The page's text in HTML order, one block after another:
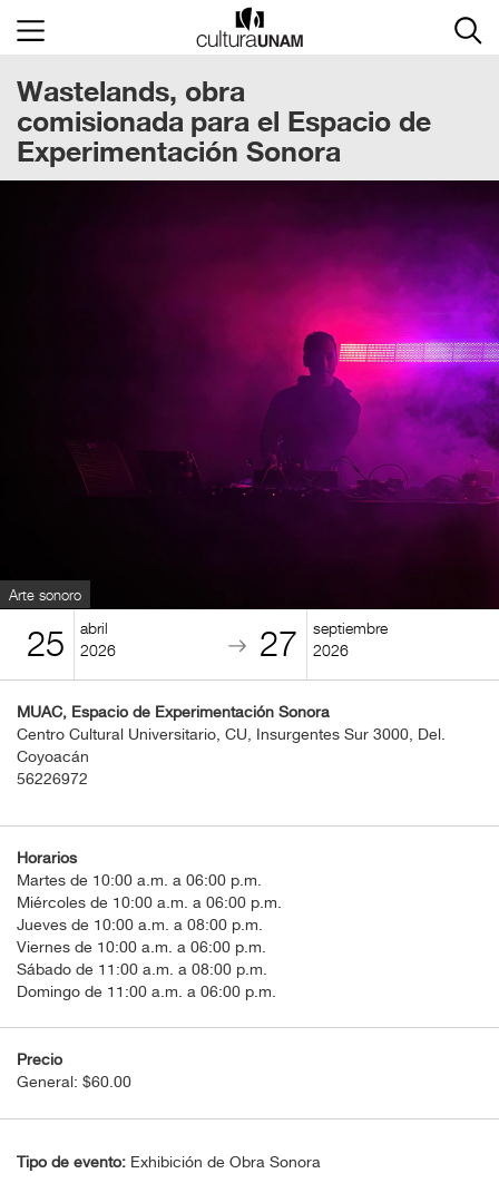
CulturaUNAM
ACTIVIDADES
CULTURALES
DOCUMENTOS
BOLETOS
Mensual
Puntos
Wastelands, obra
comisionada para el Espacio de
Experimentación Sonora
Arte sonoro
25
abril
2026
27
septiembre
2026
MUAC, Espacio de Experimentación Sonora
Centro Cultural Universitario, CU, Insurgentes Sur 3000, Del.
Coyoacán
56226972
Horarios
Martes de 10:00 a.m. a 06:00 p.m.
Miércoles de 10:00 a.m. a 06:00 p.m.
Jueves de 10:00 a.m. a 08:00 p.m.
Viernes de 10:00 a.m. a 06:00 p.m.
Sábado de 11:00 a.m. a 08:00 p.m.
Domingo de 11:00 a.m. a 06:00 p.m.
Precio
General: $60.00
Tipo de evento: Exhibición de Obra Sonora
×